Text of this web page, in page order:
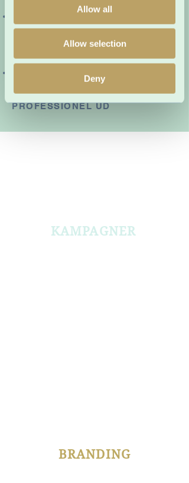
Allow all
Allow selection
Deny
SPARE VIRKELIG MEGET TID
VED AT LAVE OP TIL 21
EFFEKTIVE OPSLAG PÅ EN
SKILLER DIG UD FRA
KONKURRENTERNE OG SER
PROFESSIONEL UD
KAMPAGNER
BRANDING